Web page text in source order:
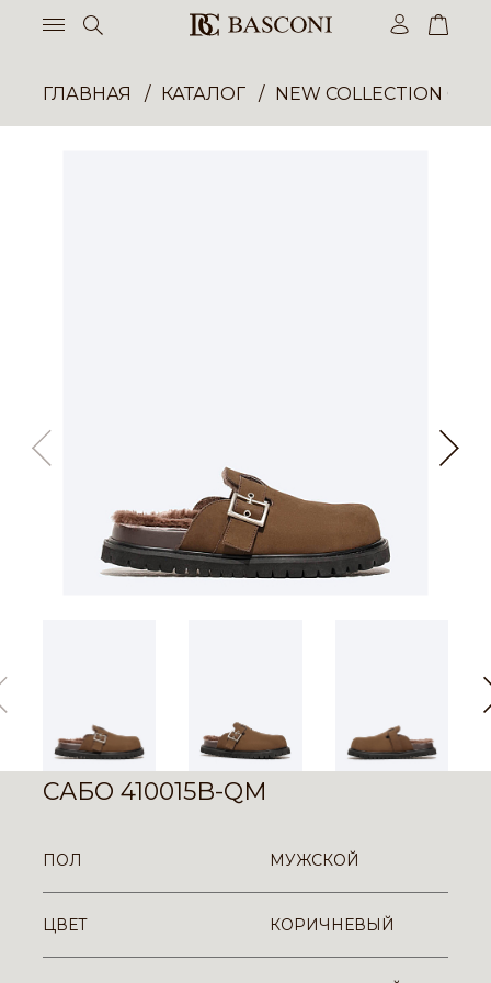
ГЛАВНАЯ КАТАЛОГ NEW COLLECTION
САБО 410015B-QM
ПОЛ МУЖСКОЙ
ЦВЕТ КОРИЧНЕВЫЙ